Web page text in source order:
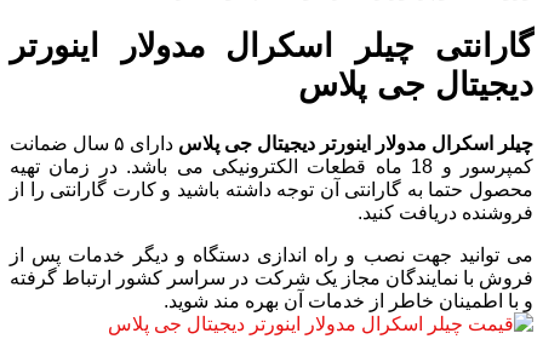
گارانتی چیلر اسکرال مدولار اینورتر
دیجیتال جی پلاس
چیلر اسکرال مدولار اینورتر دیجیتال جی پلاس
دارای ۵ سال ضمانت
کمپرسور و 18 ماه قطعات الکترونیکی می باشد. در زمان تهیه
محصول حتما به گارانتی آن توجه داشته باشید و کارت گارانتی را از
فروشنده دریافت کنید.
می ‌توانید جهت نصب و راه اندازی دستگاه و دیگر خدمات پس از
فروش با نمایندگان مجاز یک شرکت در سراسر کشور ارتباط گرفته
و با اطمینان خاطر از خدمات آن بهره مند شوید.